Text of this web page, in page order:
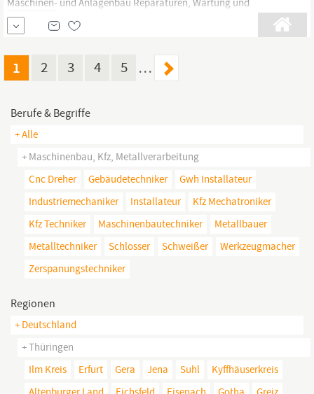
Instandhaltung von
und Anlagen Durchführung von
Umbau- und Installationsarbeiten Austausch von defekten Teilen,
kontinuierlichen...
1 2 3 4 5 …
Berufe & Begriffe
+ Alle
+ Maschinenbau, Kfz, Metallverarbeitung
Cnc Dreher
Gebäudetechniker
Gwh Installateur
Industriemechaniker
Installateur
Kfz Mechatroniker
Kfz Techniker
Maschinenbautechniker
Metallbauer
Metalltechniker
Schlosser Schweißer
Werkzeugmacher
Zerspanungstechniker
Regionen
+ Deutschland
+ Thüringen
Ilm Kreis
Erfurt Gera Jena Suhl
Kyffhäuserkreis